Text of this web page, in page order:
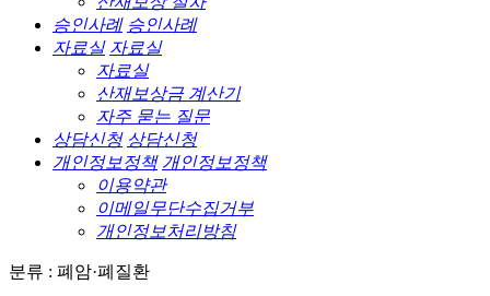
승인사례 승인사례
자료실 자료실
자료실
산재보상금 계산기
자주 묻는 질문
상담신청 상담신청
개인정보정책 개인정보정책
이용약관
이메일무단수집거부
개인정보처리방침
분류 : 폐암·폐질환